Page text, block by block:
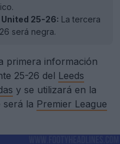
25-26: La tercera
será negra.
primera información
25-26 del Leeds
y se utilizará en la
será la Premier League